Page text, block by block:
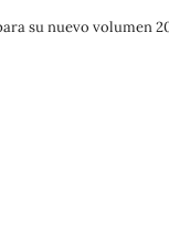
su nuevo volumen